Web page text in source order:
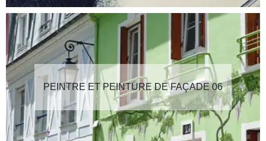
PEINTRE ET PEINTURE DE FAÇADE 06